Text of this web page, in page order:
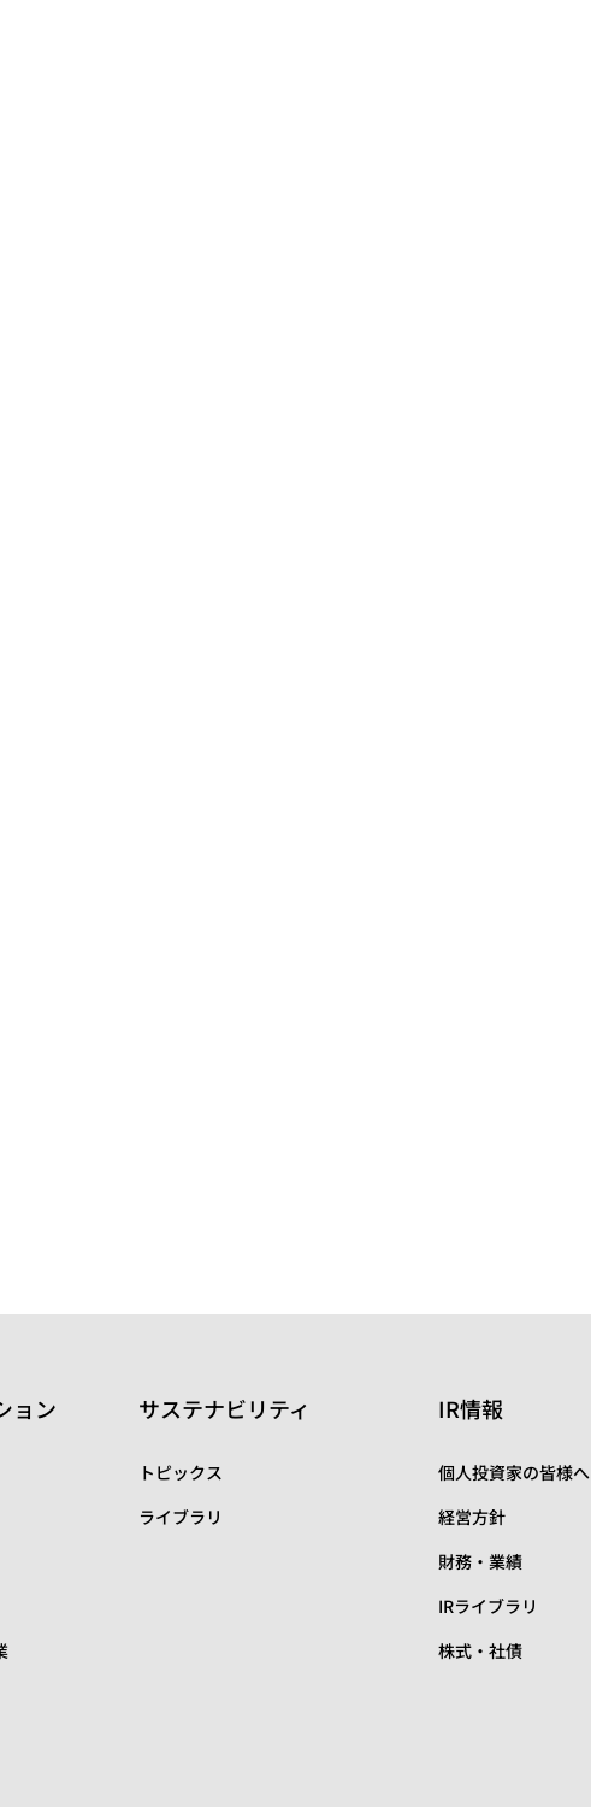
ョン サステナビリティ
トピックス
ライブラリ
IR情報
個人投資家の皆様へ
経営方針
財務・業績
IRライブラリ
株式・社債